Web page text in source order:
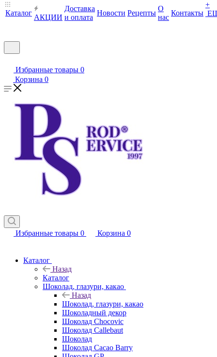
Каталог
АКЦИИ
Доставка
и оплата
Новости Рецепты
О
нас
Контакты
+
Избранные товары 0
Корзина 0
Избранные товары 0 Корзина 0
Каталог
Назад
Каталог
Шоколад, глазури, какао
Назад
Шоколад, глазури, какао
Шоколадный декор
Шоколад Chocovic
Шоколад Callebaut
Шоколад
Шоколад Cacao Barry